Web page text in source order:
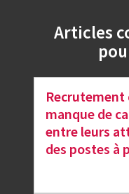
Articles
Recrutement
manque de
entre leurs
des postes à